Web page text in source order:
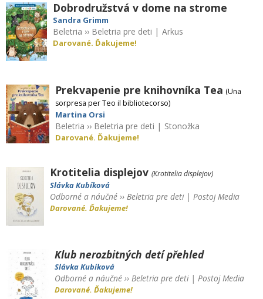
Dobrodružstvá v dome na strome
Sandra Grimm
Beletria ›› Beletria pre deti | Arkus
Darované. Ďakujeme!
Prekvapenie pre knihovníka Tea (Una
sorpresa per Teo il bibliotecorso)
Martina Orsi
Beletria ›› Beletria pre deti | Stonožka
Darované. Ďakujeme!
Krotitelia displejov (Krotitelia displejov)
Slávka Kubíková
Odborné a náučné›› Beletria pre deti| Postoj Media
Darované. Ďakujeme!
Klub nerozbitných detípřehled
Slávka Kubíková
Odborné a náučné›› Beletria pre deti| Postoj Media
Darované. Ďakujeme!